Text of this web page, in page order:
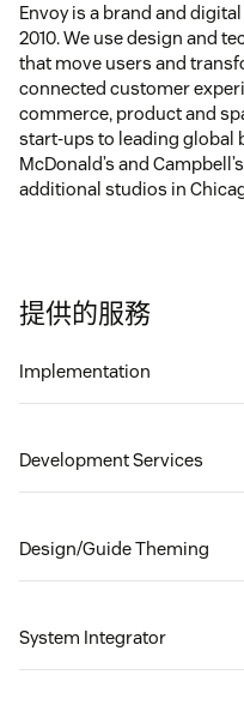
Envoy is a brand and
2010. We use design and
that move users and
connected customer
commerce, product and
start-ups to leading global
McDonald’s and
additional studios in
提供的服務
Implementation
Development Services
Design/Guide Theming
System Integrator